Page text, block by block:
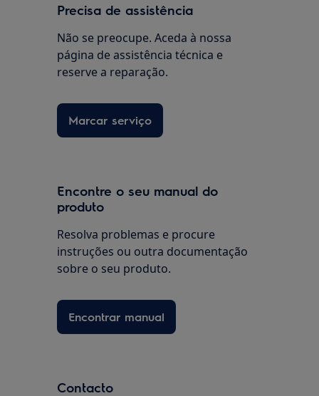
Precisa de assistência
Não se preocupe. Aceda à nossa
página de assistência técnica e
reserve a reparação.
Marcar serviço
Encontre o seu manual do
produto
Resolva problemas e procure
instruções ou outra documentação
sobre o seu produto.
Encontrar manual
Contacto